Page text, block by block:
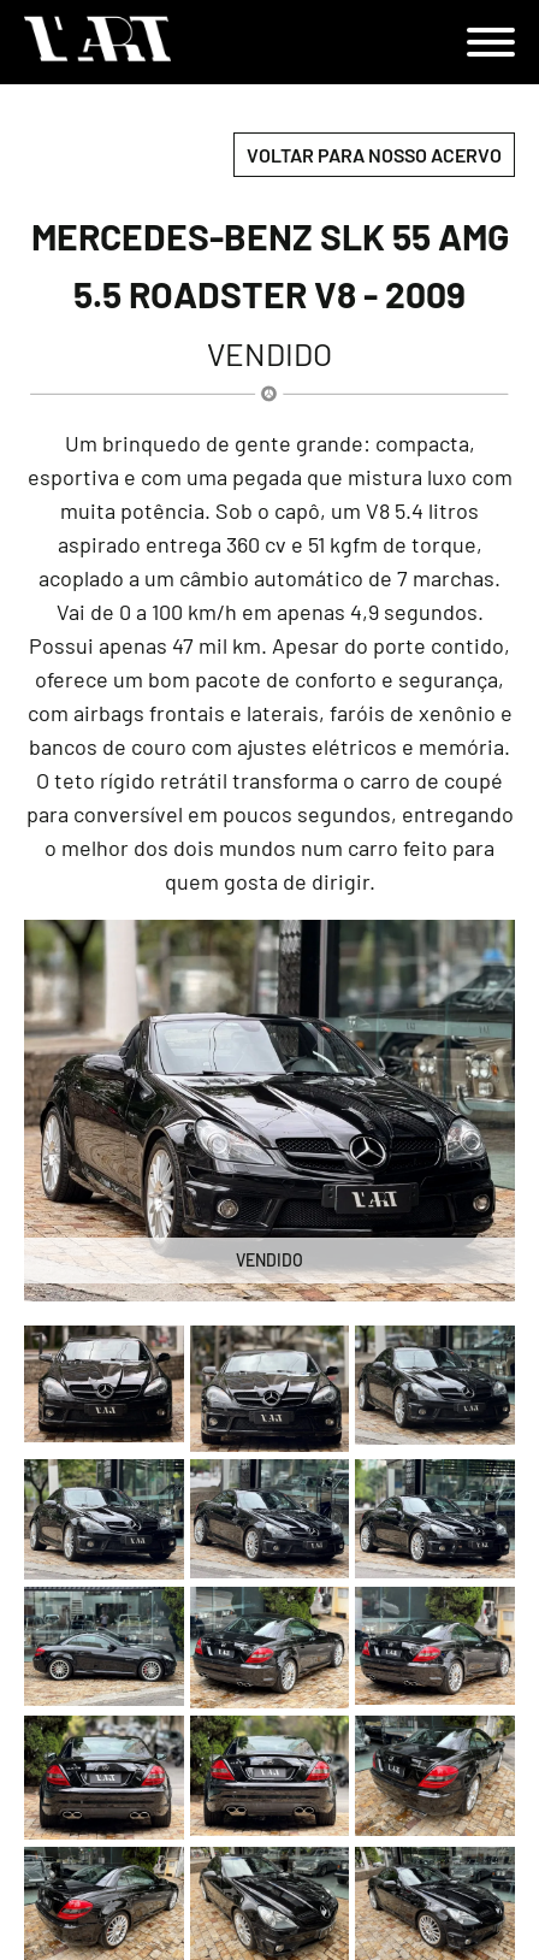
VOLTAR PARA NOSSO ACERVO
MERCEDES-BENZ SLK 55 AMG
5.5 ROADSTER V8 - 2009
VENDIDO
Um brinquedo de gente grande: compacta,
esportiva e com uma pegada que mistura luxo com
muita potência. Sob o capô, um V8 5.4 litros
aspirado entrega 360 cv e 51 kgfm de torque,
acoplado a um câmbio automático de 7 marchas.
Vai de 0 a 100 km/h em apenas 4,9 segundos.
Possui apenas 47 mil km. Apesar do porte contido,
oferece um bom pacote de conforto e segurança,
com airbags frontais e laterais, faróis de xenônio e
bancos de couro com ajustes elétricos e memória.
O teto rígido retrátil transforma o carro de coupé
para conversível em poucos segundos, entregando
o melhor dos dois mundos num carro feito para
quem gosta de dirigir.
VENDIDO